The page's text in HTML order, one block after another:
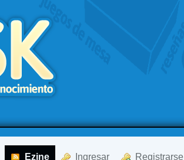
Ezine Ingresar Registrarse